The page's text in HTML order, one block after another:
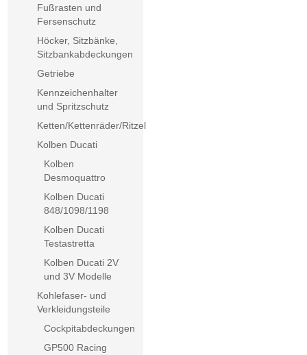
Fußrasten und
Fersenschutz
Höcker, Sitzbänke,
Sitzbankabdeckungen
Getriebe
Kennzeichenhalter
und Spritzschutz
Ketten/Kettenräder/Ritzel
Kolben Ducati
Kolben
Desmoquattro
Kolben Ducati
848/1098/1198
Kolben Ducati
Testastretta
Kolben Ducati 2V
und 3V Modelle
Kohlefaser- und
Verkleidungsteile
Cockpitabdeckungen
GP500 Racing